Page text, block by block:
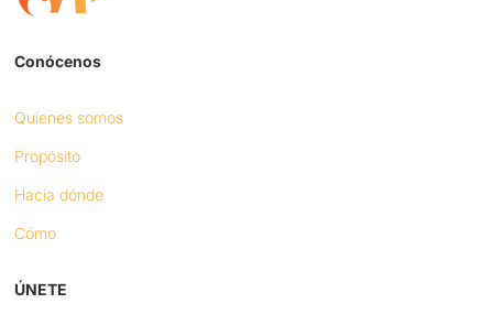
Conócenos
Quienes somos
Propósito
Hacia dónde
Cómo
ÚNETE